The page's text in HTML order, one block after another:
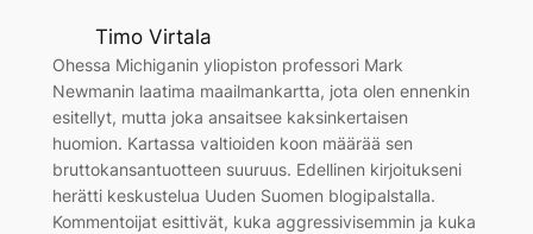
Timo Virtala
Ohessa Michiganin yliopiston professori Mark
Newmanin laatima maailmankartta, jota olen ennenkin
esitellyt, mutta joka ansaitsee kaksinkertaisen
huomion. Kartassa valtioiden koon määrää sen
bruttokansantuotteen suuruus. Edellinen kirjoitukseni
herätti keskustelua Uuden Suomen blogipalstalla.
Kommentoijat esittivät, kuka aggressivisemmin ja kuka